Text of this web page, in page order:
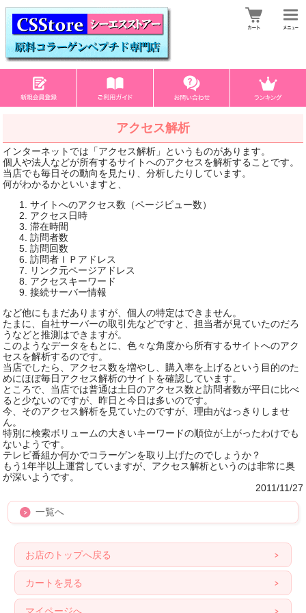
アクセス解析
インターネットでは「アクセス解析」というものがあります。
個人や法人などが所有するサイトへのアクセスを解析することです。
当店でも毎日その動向を見たり、分析したりしています。
何がわかるかといいますと、
サイトへのアクセス数（ページビュー数）
アクセス日時
滞在時間
訪問者数
訪問回数
訪問者ＩＰアドレス
リンク元ページアドレス
アクセスキーワード
接続サーバー情報
など他にもまだありますが、個人の特定はできません。
たまに、自社サーバーの取引先などですと、担当者が見ていたのだろ
うなどと推測はできますが。
このようなデータをもとに、色々な角度から所有するサイトへのアク
セスを解析するのです。
当店でしたら、アクセス数を増やし、購入率を上げるという目的のた
めにほぼ毎日アクセス解析のサイトを確認しています。
ところで、当店では普通は土日のアクセス数と訪問者数が平日に比べ
ると少ないのですが、昨日と今日は多いのです。
今、そのアクセス解析を見ていたのですが、理由がはっきりしませ
ん。
特別に検索ボリュームの大きいキーワードの順位が上がったわけでも
ないようです。
テレビ番組か何かでコラーゲンを取り上げたのでしょうか？
もう1年半以上運営していますが、アクセス解析というのは非常に奥
が深いようです。
2011/11/27
一覧へ
お店のトップへ戻る
カートを見る